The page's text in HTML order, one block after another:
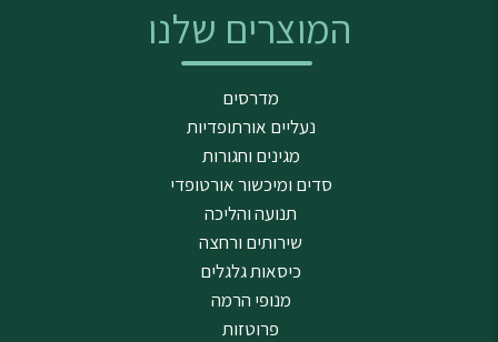
המוצרים שלנו
מדרסים
נעליים אורתופדיות
מגינים וחגורות
סדים ומיכשור אורטופדי
תנועה והליכה
שירותים ורחצה
כיסאות גלגלים
מנופי הרמה
פרוטזות